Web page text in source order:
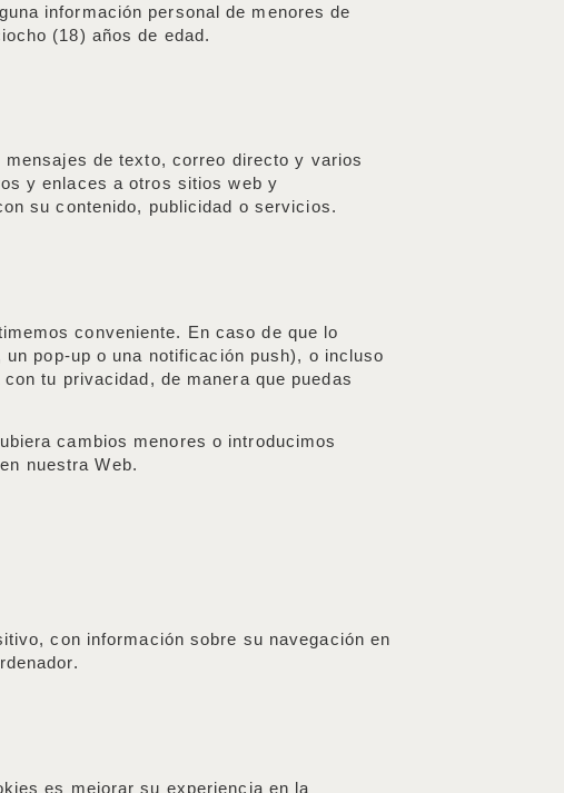
información personal de menores de
(18) años de edad.
de texto, correo directo y varios
y enlaces a otros sitios web y
su contenido, publicidad o servicios.
conveniente. En caso de que lo
pop-up o una notificación push), o incluso
tu privacidad, de manera que puedas
cambios menores o introducimos
nuestra Web.
con información sobre su navegación en
es mejorar su experiencia en la